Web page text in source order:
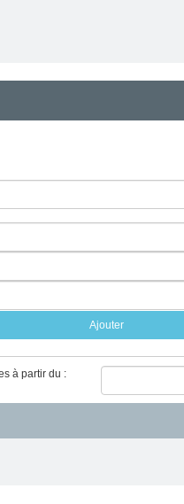
Ajouter
à partir du :